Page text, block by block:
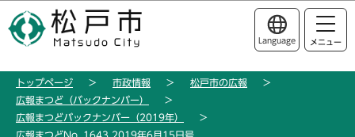
の
ー
このページの本文へ移動
Language メニュー
トップページ 市政情報
松戸市の広報
広報まつど（バックナンバー）
広報まつどバックナンバー（2019年）
広報まつどNo. 1643 2019年6月15日号